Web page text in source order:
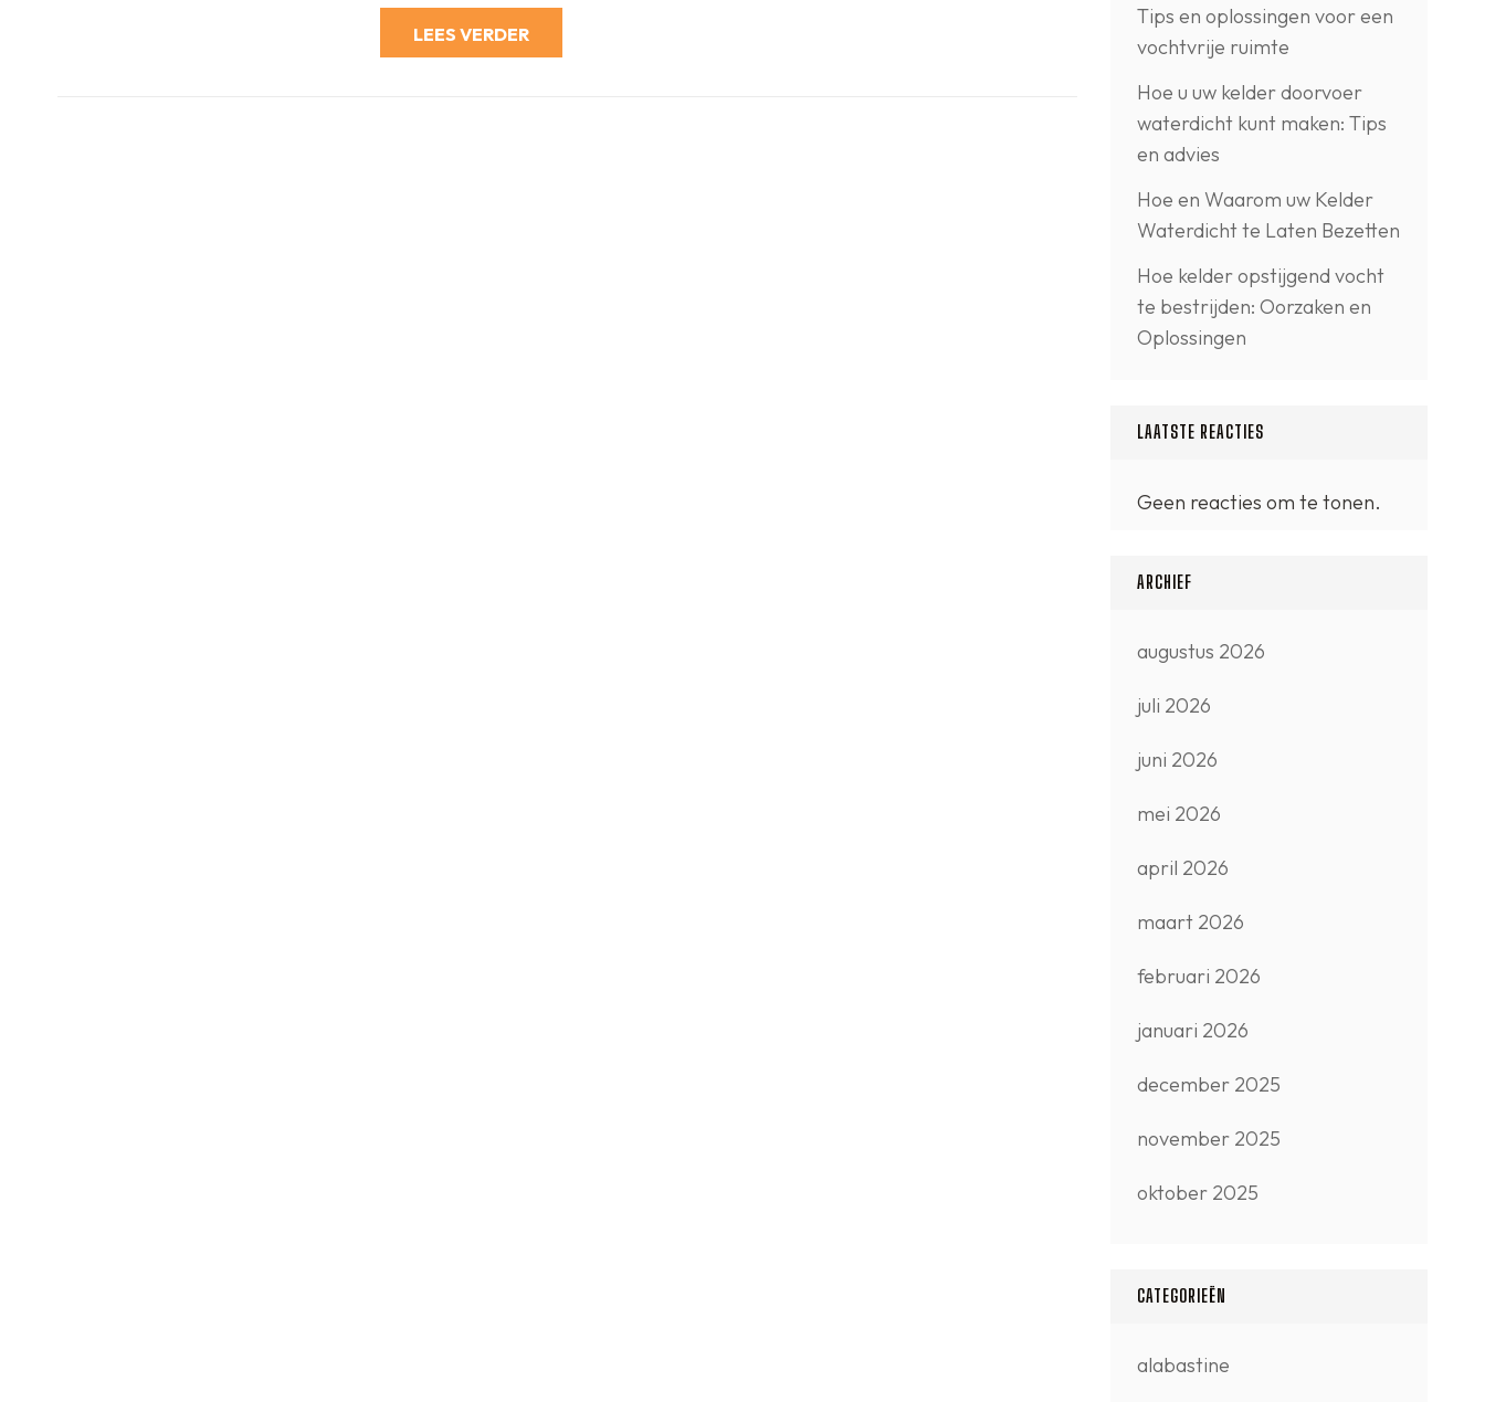
LEES VERDER
Tips en oplossingen voor een
vochtvrije ruimte
Hoe u uw kelder doorvoer
waterdicht kunt maken: Tips
en advies
Hoe en Waarom uw Kelder
Waterdicht te Laten Bezetten
Hoe kelder opstijgend vocht
te bestrijden: Oorzaken en
Oplossingen
LAATSTE REACTIES
Geen reacties om te tonen.
ARCHIEF
augustus 2026
juli 2026
juni 2026
mei 2026
april 2026
maart 2026
februari 2026
januari 2026
december 2025
november 2025
oktober 2025
CATEGORIEËN
alabastine